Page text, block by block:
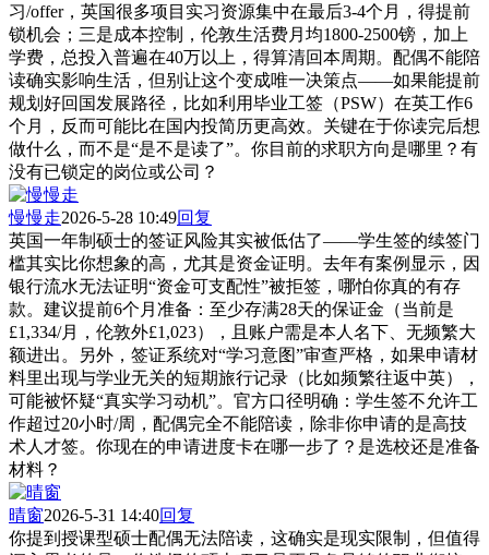
习/offer，英国很多项目实习资源集中在最后3-4个月，得提前
锁机会；三是成本控制，伦敦生活费月均1800-2500镑，加上
学费，总投入普遍在40万以上，得算清回本周期。配偶不能陪
读确实影响生活，但别让这个变成唯一决策点——如果能提前
规划好回国发展路径，比如利用毕业工签（PSW）在英工作6
个月，反而可能比在国内投简历更高效。关键在于你读完后想
做什么，而不是“是不是读了”。你目前的求职方向是哪里？有
没有已锁定的岗位或公司？
慢慢走2026-5-28 10:49回复
英国一年制硕士的签证风险其实被低估了——学生签的续签门
槛其实比你想象的高，尤其是资金证明。去年有案例显示，因
银行流水无法证明“资金可支配性”被拒签，哪怕你真的有存
款。建议提前6个月准备：至少存满28天的保证金（当前是
£1,334/月，伦敦外£1,023），且账户需是本人名下、无频繁大
额进出。另外，签证系统对“学习意图”审查严格，如果申请材
料里出现与学业无关的短期旅行记录（比如频繁往返中英），
可能被怀疑“真实学习动机”。官方口径明确：学生签不允许工
作超过20小时/周，配偶完全不能陪读，除非你申请的是高技
术人才签。你现在的申请进度卡在哪一步了？是选校还是准备
材料？
晴窗2026-5-31 14:40回复
你提到授课型硕士配偶无法陪读，这确实是现实限制，但值得